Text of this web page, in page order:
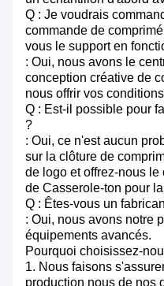
Q : Je voudrais
commande de
vous le support en
: Oui, nous avons le
conception créative de
nous offrir vos
Q : Est-il possible pour
?
: Oui, ce n'est aucun
sur la clôture de
de logo et offrez-nous le
de Casserole-ton pour
Q : Êtes-vous un
: Oui, nous avons notre
équipements avancés.
Pourquoi choisissez-
1. Nous faisons
production nous de nos